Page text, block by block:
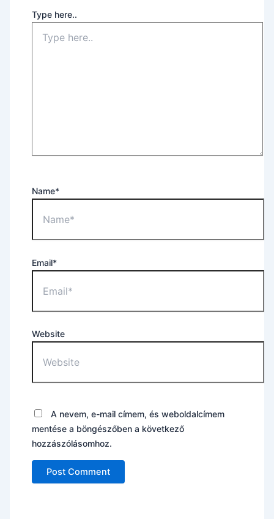
Type here..
Name*
Email*
Website
A nevem, e-mail címem, és weboldalcímem
mentése a böngészőben a következő
hozzászólásomhoz.